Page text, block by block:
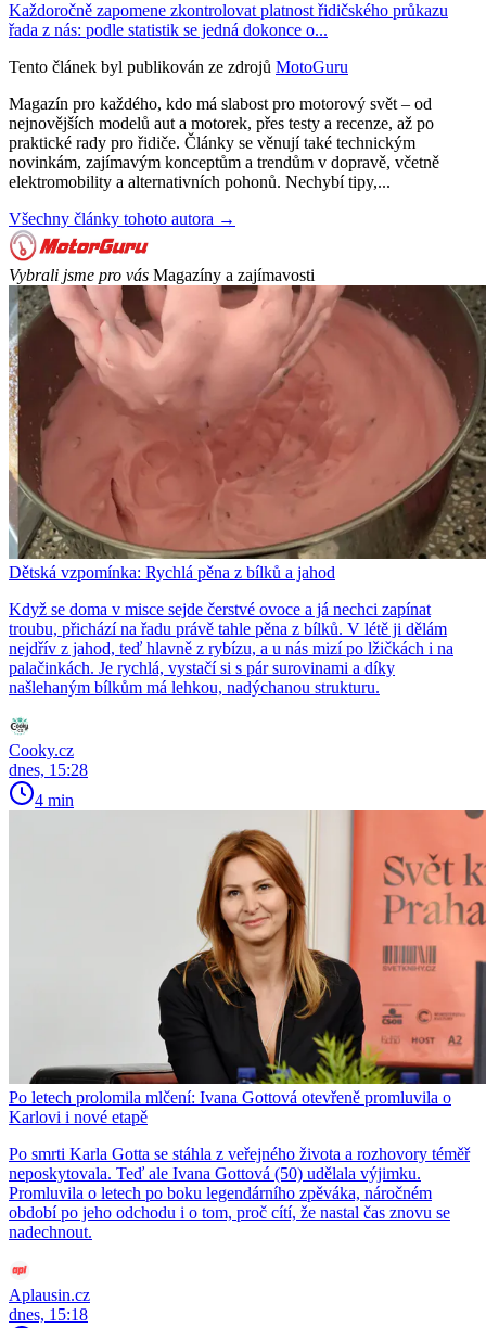
Každoročně zapomene zkontrolovat platnost řidičského průkazu
řada z nás: podle statistik se jedná dokonce o...
Tento článek byl publikován ze zdrojů MotoGuru
Magazín pro každého, kdo má slabost pro motorový svět – od
nejnovějších modelů aut a motorek, přes testy a recenze, až po
praktické rady pro řidiče. Články se věnují také technickým
novinkám, zajímavým konceptům a trendům v dopravě, včetně
elektromobility a alternativních pohonů. Nechybí tipy,...
Všechny články tohoto autora →
Vybrali jsme pro vás Magazíny a zajímavosti
Dětská vzpomínka: Rychlá pěna z bílků a jahod
Když se doma v misce sejde čerstvé ovoce a já nechci zapínat
troubu, přichází na řadu právě tahle pěna z bílků. V létě ji dělám
nejdřív z jahod, teď hlavně z rybízu, a u nás mizí po lžičkách i na
palačinkách. Je rychlá, vystačí si s pár surovinami a díky
našlehaným bílkům má lehkou, nadýchanou strukturu.
Cooky.cz
dnes, 15:28
4 min
Po letech prolomila mlčení: Ivana Gottová otevřeně promluvila o
Karlovi i nové etapě
Po smrti Karla Gotta se stáhla z veřejného života a rozhovory téměř
neposkytovala. Teď ale Ivana Gottová (50) udělala výjimku.
Promluvila o letech po boku legendárního zpěváka, náročném
období po jeho odchodu i o tom, proč cítí, že nastal čas znovu se
nadechnout.
Aplausin.cz
dnes, 15:18